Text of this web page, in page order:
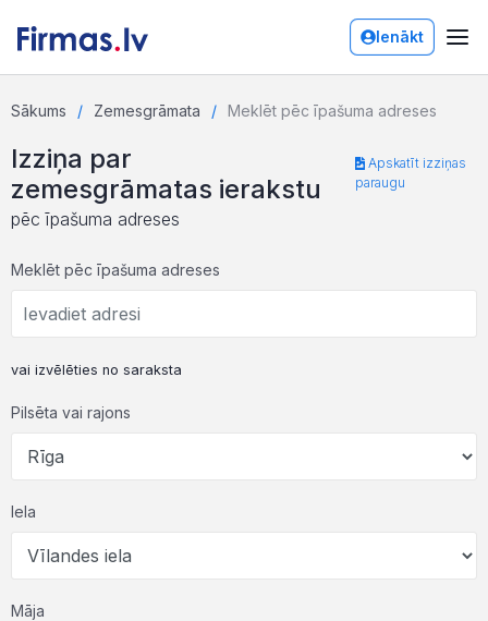
Ienākt
Sākums Zemesgrāmata Meklēt pēc īpašuma adreses
Izziņa par
zemesgrāmatas ierakstu
pēc īpašuma adreses
Apskatīt izziņas
paraugu
Meklēt pēc īpašuma adreses
vai izvēlēties no saraksta
Pilsēta vai rajons
Iela
Māja